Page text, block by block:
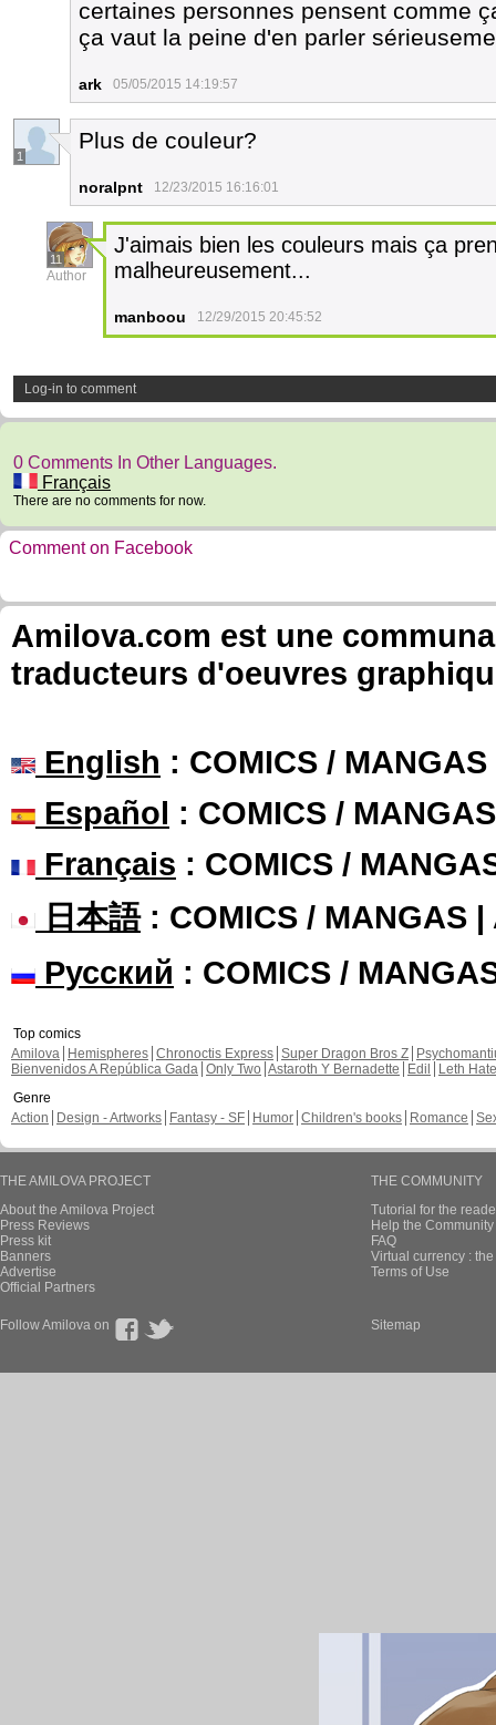
certaines personnes pensent comme
ça vaut la peine d'en parler
ark 05/05/2015 14:19:57
1
Plus de couleur?
noralpnt 12/23/2015 16:16:01
11
Author
J'aimais bien les couleurs mais ça
malheureusement...
manboou 12/29/2015 20:45:52
Log-in to comment
0 Comments In Other Languages.
Français
There are no comments for now.
Comment on Facebook
Amilova.com est une
traducteurs d'oeuvres
English : COMICS /
Español : COMICS /
Français : COMICS /
日本語: COMICS / MANGAS |
Русский : COMICS /
Top comics
Amilova
Hemispheres Chronoctis Express Super Dragon Bros Z
Bienvenidos A República Gada Only Two Astaroth Y Bernadette Edil
Leth Hate
Genre
Action
Design - Artworks Fantasy - SF Humor Children's books Romance
THE AMILOVA PROJECT
About the Amilova Project
Press Reviews
Press kit
Banners
Advertise
Official Partners
THE COMMUNITY
Tutorial for the
Help the
FAQ
Virtual currency :
Terms of Use
Follow Amilova on Sitemap